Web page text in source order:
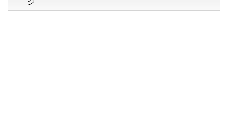
書類の確認などもマイページから出来るの